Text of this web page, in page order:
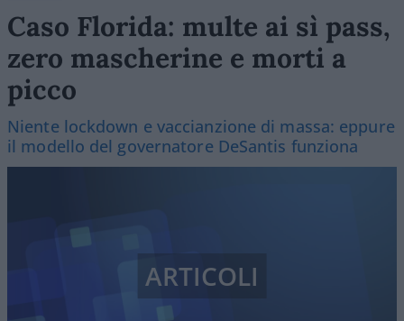
Caso Florida: multe ai sì pass,
zero mascherine e morti a
picco
Niente lockdown e vaccianzione di massa: eppure
il modello del governatore DeSantis funziona
ARTICOLI